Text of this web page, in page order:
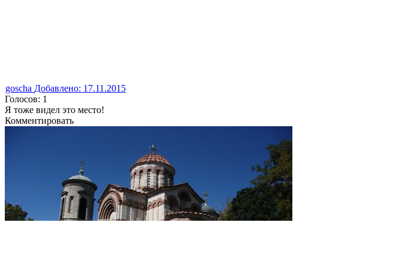
goscha Добавлено: 17.11.2015
Голосов: 1
Я тоже видел это место!
Комментировать